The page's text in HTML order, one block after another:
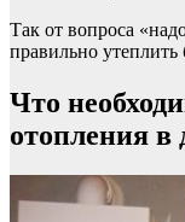
Так от вопроса
правильно
Что
отопления в